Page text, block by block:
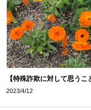
【特殊詐欺に対して思う
2023/4/12